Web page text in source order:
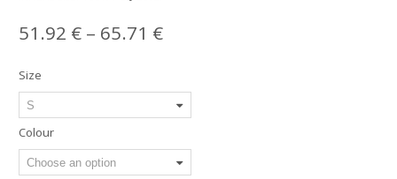
51.92 € – 65.71 €
Size
Colour